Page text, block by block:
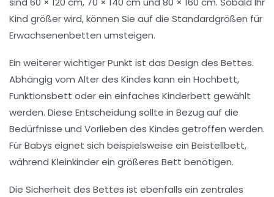
Kind größer wird, können Sie auf die Standardgrößen für
Erwachsenenbetten umsteigen.
Ein weiterer wichtiger Punkt ist das Design des Bettes.
Abhängig vom Alter des Kindes kann ein Hochbett,
Funktionsbett oder ein einfaches Kinderbett gewählt
werden. Diese Entscheidung sollte in Bezug auf die
Bedürfnisse und Vorlieben des Kindes getroffen werden.
Für Babys eignet sich beispielsweise ein Beistellbett,
während Kleinkinder ein größeres Bett benötigen.
Die Sicherheit des Bettes ist ebenfalls ein zentrales